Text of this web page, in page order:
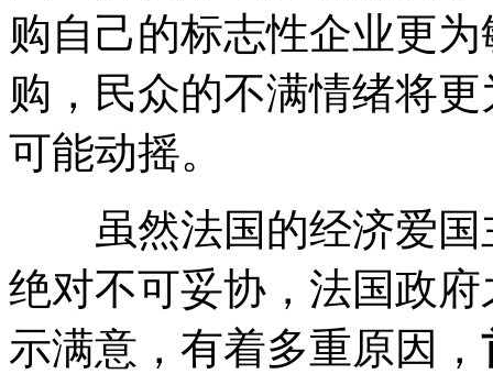
购自己的标志性企业更
购，民众的不满情绪将
可能动摇。
虽然法国的经济爱国
绝对不可妥协，法国政
示满意，有着多重原因，